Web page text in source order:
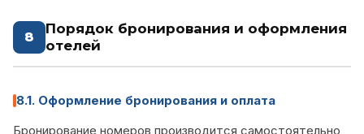
8
Порядок бронирования и оформления
отелей
8.1. Оформление бронирования и оплата
Бронирование номеров производится самостоятельно